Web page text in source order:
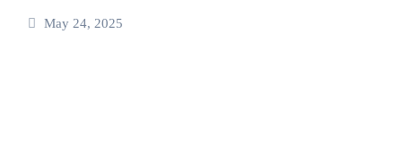
May 24, 2025